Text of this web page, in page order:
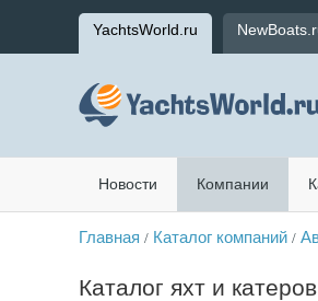
YachtsWorld.ru
Новости Компании
Главная / Каталог компаний /
Каталог яхт и